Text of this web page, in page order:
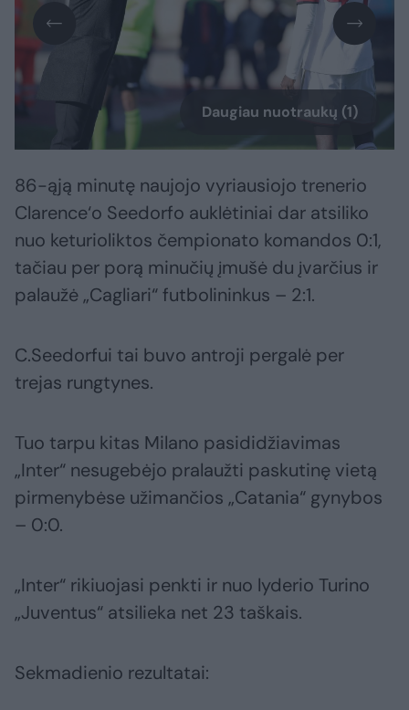
Daugiau nuotraukų (1)
86-ąją minutę naujojo vyriausiojo trenerio
Clarence‘o Seedorfo auklėtiniai dar atsiliko
nuo keturioliktos čempionato komandos 0:1,
tačiau per porą minučių įmušė du įvarčius ir
palaužė „Cagliari“ futbolininkus – 2:1.
C.Seedorfui tai buvo antroji pergalė per
trejas rungtynes.
Tuo tarpu kitas Milano pasididžiavimas
„Inter“ nesugebėjo pralaužti paskutinę vietą
pirmenybėse užimančios „Catania“ gynybos
– 0:0.
„Inter“ rikiuojasi penkti ir nuo lyderio Turino
„Juventus“ atsilieka net 23 taškais.
Sekmadienio rezultatai: